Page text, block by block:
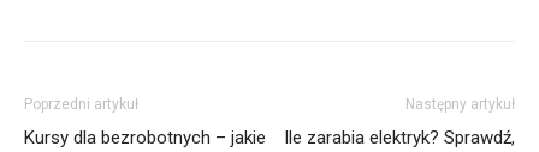
Poprzedni artykuł
Kursy dla bezrobotnych – jakie
Następny artykuł
Ile zarabia elektryk? Sprawdź,